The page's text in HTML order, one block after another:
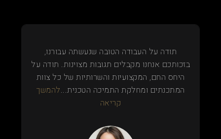
תודה על העבודה הטובה שנעשתה עבורנו,
בזכותכם אנחנו מקבלים תגובות מצוינות. תודה על
היחס החם, המקצועיות והשרותיות של כל צוות
המתכנתים ומחלקת התמיכה הטכנית...להמשך
קריאה